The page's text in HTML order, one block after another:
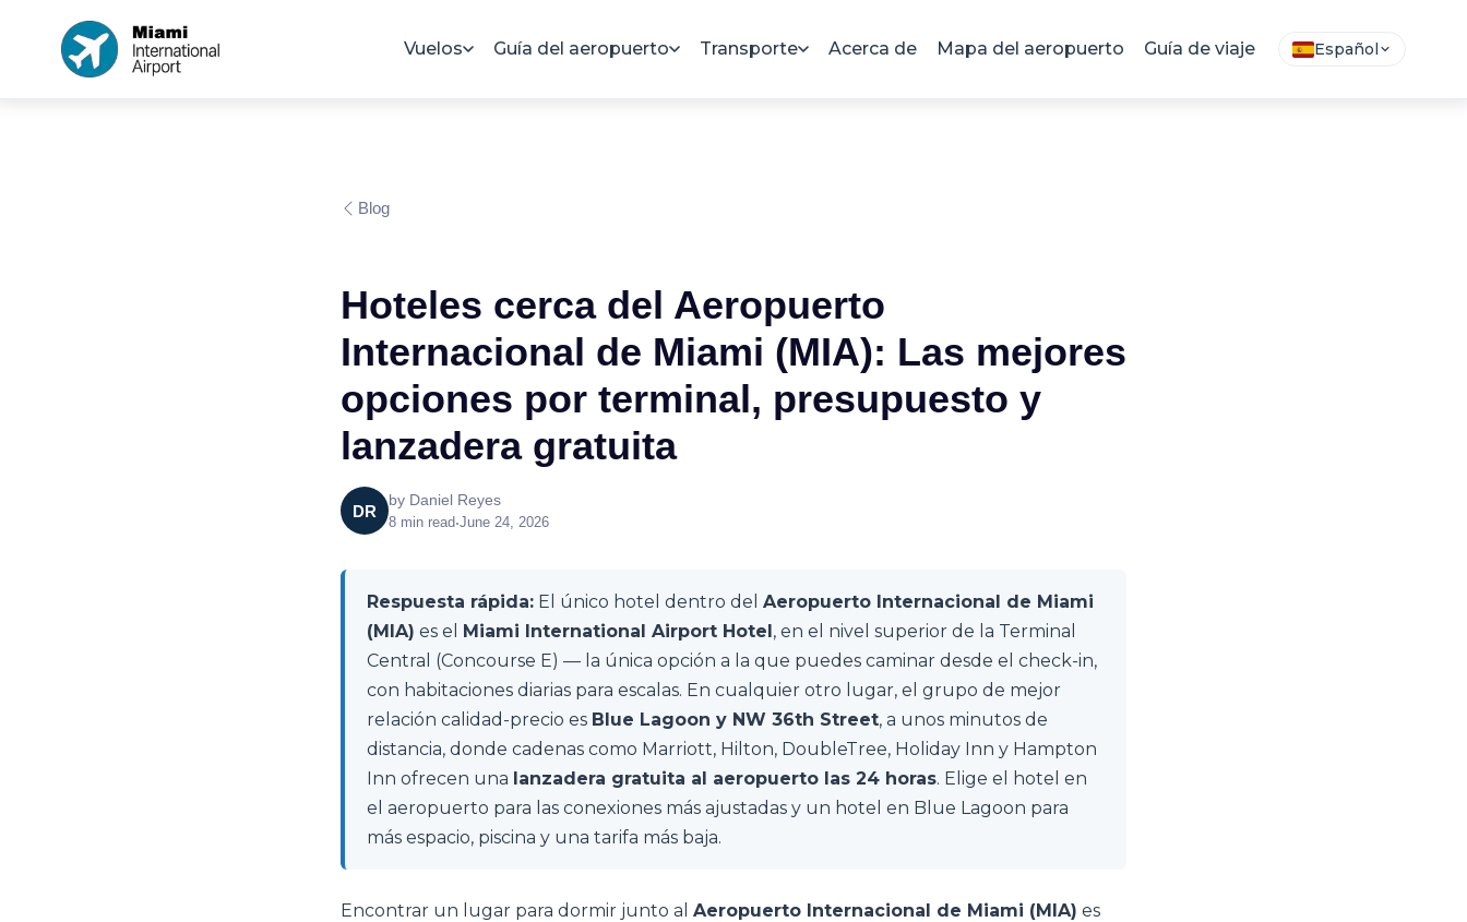
Vuelos Guía del aeropuerto Transporte Acerca de Mapa del aeropuerto Guía de viaje Español
Blog
Hoteles cerca del Aeropuerto
Internacional de Miami (MIA): Las mejores
opciones por terminal, presupuesto y
lanzadera gratuita
DR
by Daniel Reyes
8 min read•June 24, 2026
Respuesta rápida: El único hotel dentro del Aeropuerto Internacional de Miami
(MIA) es el Miami International Airport Hotel, en el nivel superior de la Terminal
Central (Concourse E) — la única opción a la que puedes caminar desde el check-in,
con habitaciones diarias para escalas. En cualquier otro lugar, el grupo de mejor
relación calidad-precio es Blue Lagoon y NW 36th Street, a unos minutos de
distancia, donde cadenas como Marriott, Hilton, DoubleTree, Holiday Inn y Hampton
Inn ofrecen una lanzadera gratuita al aeropuerto las 24 horas. Elige el hotel en
el aeropuerto para las conexiones más ajustadas y un hotel en Blue Lagoon para
más espacio, piscina y una tarifa más baja.
Encontrar un lugar para dormir junto al Aeropuerto Internacional de Miami (MIA) es